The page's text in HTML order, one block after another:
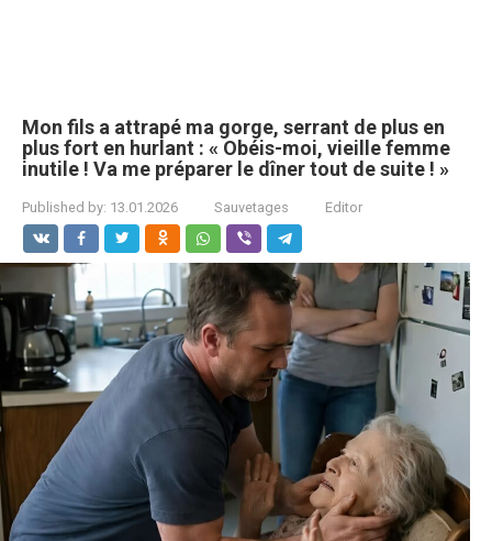
Mon fils a attrapé ma gorge, serrant de plus en
plus fort en hurlant : « Obéis-moi, vieille femme
inutile ! Va me préparer le dîner tout de suite ! »
Published by: 13.01.2026 Sauvetages Editor